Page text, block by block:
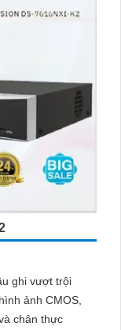
ghi vượt trội
chân thực